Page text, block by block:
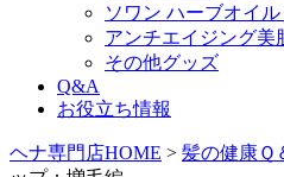
ソワン ハーブオイル
アンチエイジング美
その他グッズ
Q&A
お役立ち情報
ヘナ専門店HOME > 髪の健康Ｑ